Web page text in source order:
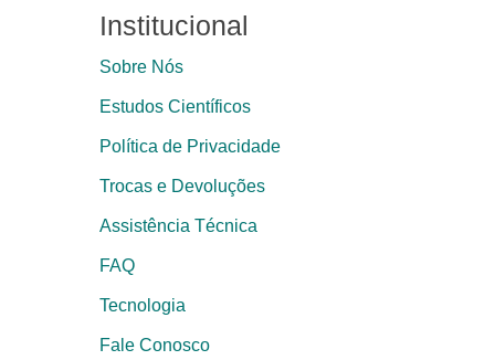
Institucional
Sobre Nós
Estudos Científicos
Política de Privacidade
Trocas e Devoluções
Assistência Técnica
FAQ
Tecnologia
Fale Conosco